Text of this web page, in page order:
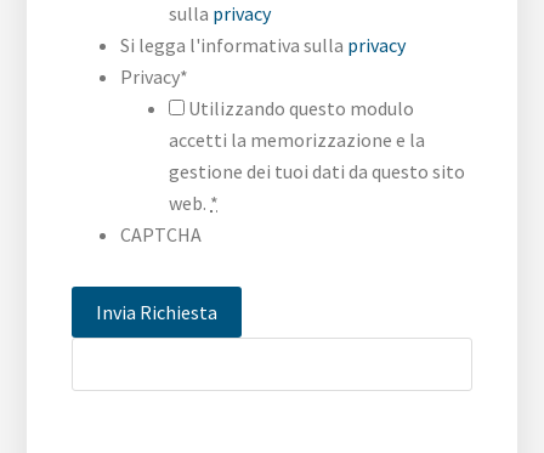
sulla privacy
Si legga l'informativa sulla privacy
Privacy*
Utilizzando questo modulo
accetti la memorizzazione e la
gestione dei tuoi dati da questo sito
web. *
CAPTCHA